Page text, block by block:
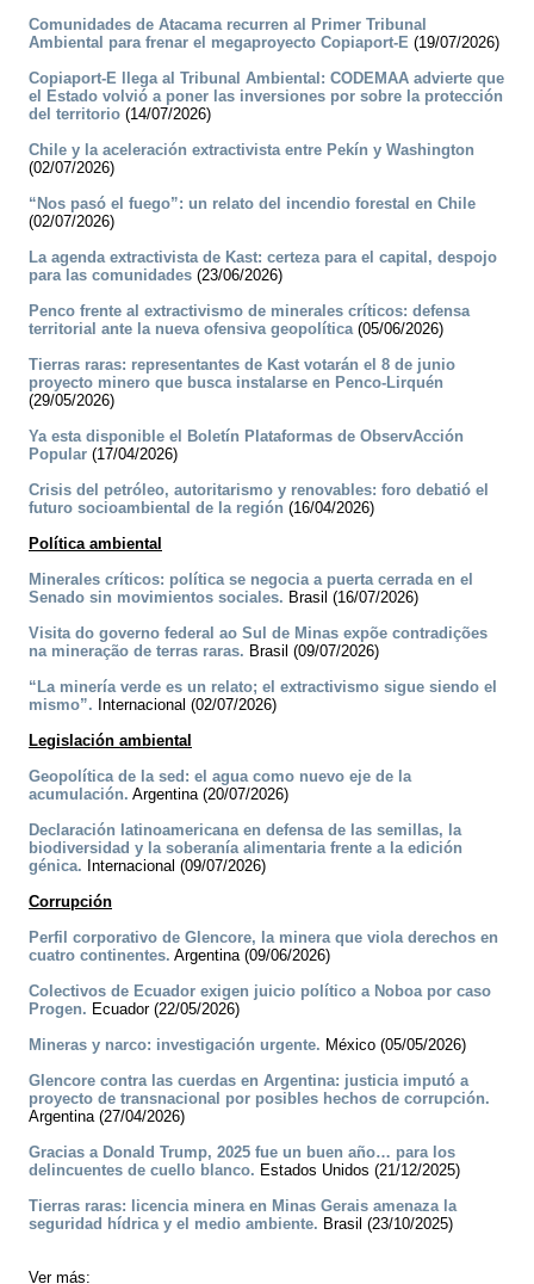
Comunidades de Atacama recurren al Primer Tribunal
Ambiental para frenar el megaproyecto Copiaport-E (19/07/2026)
Copiaport-E llega al Tribunal Ambiental: CODEMAA advierte que
el Estado volvió a poner las inversiones por sobre la protección
del territorio (14/07/2026)
Chile y la aceleración extractivista entre Pekín y Washington
(02/07/2026)
“Nos pasó el fuego”: un relato del incendio forestal en Chile
(02/07/2026)
La agenda extractivista de Kast: certeza para el capital, despojo
para las comunidades (23/06/2026)
Penco frente al extractivismo de minerales críticos: defensa
territorial ante la nueva ofensiva geopolítica(05/06/2026)
Tierras raras: representantes de Kast votarán el 8 de junio
proyecto minero que busca instalarse en Penco-Lirquén
(29/05/2026)
Ya esta disponible el Boletín Plataformas de ObservAcción
Popular (17/04/2026)
Crisis del petróleo, autoritarismo y renovables: foro debatió el
futuro socioambiental de la región (16/04/2026)
Política ambiental
Minerales críticos: política se negocia a puerta cerrada en el
Senado sin movimientos sociales. Brasil (16/07/2026)
Visita do governo federal ao Sul de Minas expõe contradições
na mineração de terras raras. Brasil (09/07/2026)
“La minería verde es un relato; el extractivismo sigue siendo el
mismo”. Internacional (02/07/2026)
Legislación ambiental
Geopolítica de la sed: el agua como nuevo eje de la
acumulación. Argentina (20/07/2026)
Declaración latinoamericana en defensa de las semillas, la
biodiversidad y la soberanía alimentaria frente a la edición
génica. Internacional (09/07/2026)
Corrupción
Perfil corporativo de Glencore, la minera que viola derechos en
cuatro continentes. Argentina (09/06/2026)
Colectivos de Ecuador exigen juicio político a Noboa por caso
Progen. Ecuador (22/05/2026)
Mineras y narco: investigación urgente. México (05/05/2026)
Glencore contra las cuerdas en Argentina: justicia imputó a
proyecto de transnacional por posibles hechos de corrupción.
Argentina (27/04/2026)
Gracias a Donald Trump, 2025 fue un buen año… para los
delincuentes de cuello blanco. Estados Unidos (21/12/2025)
Tierras raras: licencia minera en Minas Gerais amenaza la
seguridad hídrica y el medio ambiente. Brasil (23/10/2025)
Ver más: